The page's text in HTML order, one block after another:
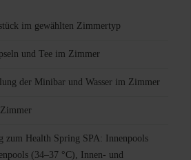
im gewählten Zimmertyp
und Tee im Zimmer
der Minibar und Wasser im Zimmer
zum Health Spring SPA: Innenpools
(34–37 °C), Innen- und